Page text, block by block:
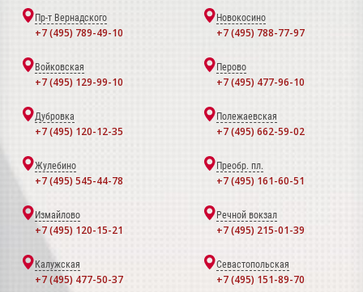
Пр-т Вернадского
+7 (495) 789-49-10
Новокосино
+7 (495) 788-77-97
Войковская
+7 (495) 129-99-10
Перово
+7 (495) 477-96-10
Дубровка
+7 (495) 120-12-35
Полежаевская
+7 (495) 662-59-02
Жулебино
+7 (495) 545-44-78
Преобр. пл.
+7 (495) 161-60-51
Измайлово
+7 (495) 120-15-21
Речной вокзал
+7 (495) 215-01-39
Калужская
+7 (495) 477-50-37
Севастопольская
+7 (495) 151-89-70